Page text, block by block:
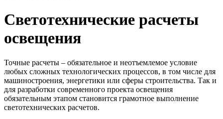
Светотехнические расчеты
освещения
Точные расчеты – обязательное и неотъемлемое условие
любых сложных технологических процессов, в том числе для
машиностроения, энергетики или сферы строительства. Так и
для разработки современного проекта освещения
обязательным этапом становится грамотное выполнение
светотехнических расчетов.